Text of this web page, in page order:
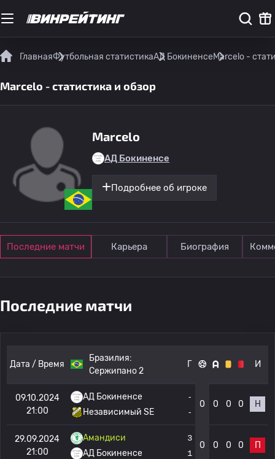
ГлавнаяФутбольная статистикаАД БокиненсеMarcelo -
Marcelo - статистика и обзор
Marcelo
АД Бокиненсе
Подробнее об игроке
Последние матчи Карьера Биография
Последние матчи
Дата / Время
Бразилия:
Сержипано 2
Г И
09.10.2024
21:00
АД Бокиненсе
Независимый SE
-
-
0 0 0 0 Н
29.09.2024
21:00
Амандиси
АД Бокиненсе
3
1
0 0 0 0 П